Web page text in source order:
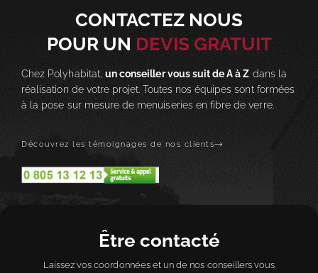
CONTACTEZ NOUS
POUR UN DEVIS GRATUIT
Chez Polyhabitat, un conseiller vous suit de A à Z dans la
réalisation de votre projet. Toutes nos équipes sont formées
à la pose sur mesure de menuiseries en fibre de verre.
Découvrez les témoignages de nos clients
Être contacté
Laissez vos coordonnées et un de nos conseillers vous